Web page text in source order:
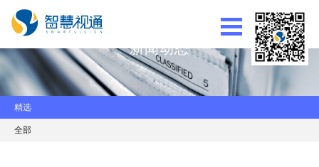
新闻动态
精选
全部